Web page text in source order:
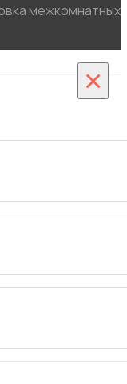
межкомнатных
×